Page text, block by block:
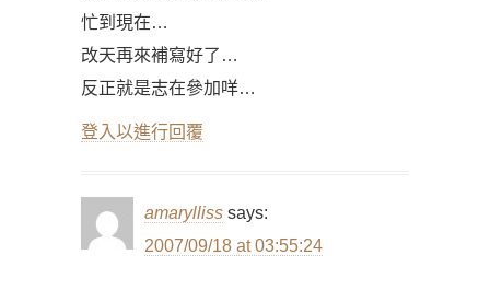
忙到現在…
改天再來補寫好了…
反正就是志在參加咩…
登入以進行回覆
amarylliss says:
2007/09/18 at 03:55:24